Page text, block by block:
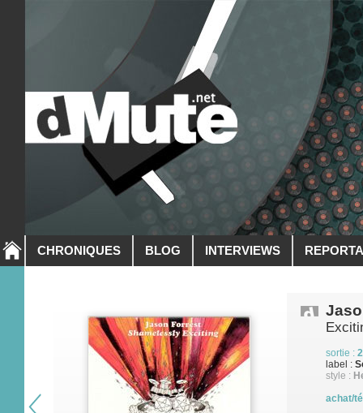
CHRONIQUES BLOG INTERVIEWS
sortie :
label :
style :
achat/